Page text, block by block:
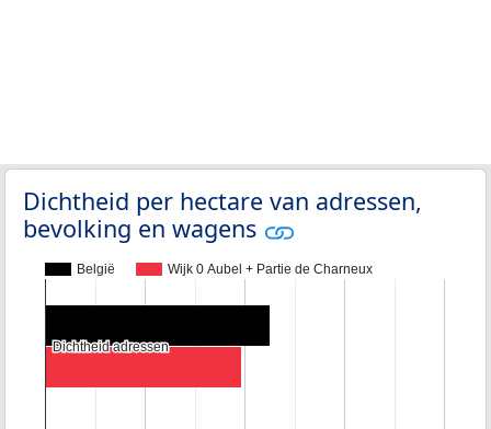
Dichtheid per hectare van adressen,
bevolking en wagens
België Wijk 0 Aubel + Partie de Charneux
Dichtheid adressen
Dichtheid adressen